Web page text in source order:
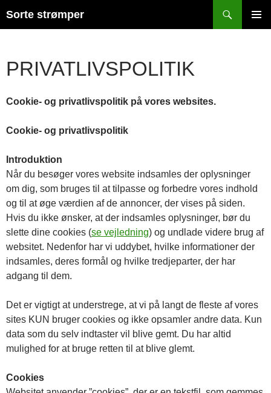
Sorte strømper
PRIVATLIVSPOLITIK
Cookie- og privatlivspolitik på vores websites.
Cookie- og privatlivspolitik
Introduktion
Når du besøger vores website indsamles der oplysninger
om dig, som bruges til at tilpasse og forbedre vores indhold
og til at øge værdien af de annoncer, der vises på siden.
Hvis du ikke ønsker, at der indsamles oplysninger, bør du
slette dine cookies (se vejledning) og undlade videre brug af
websitet. Nedenfor har vi uddybet, hvilke informationer der
indsamles, deres formål og hvilke tredjeparter, der har
adgang til dem.
Det er vigtigt at understrege, at vi på langt de fleste af vores
sites KUN bruger cookies og ikke opsamler andre data. Kun
data som du selv indtaster vil blive gemt. Du har altid
mulighed for at bruge retten til at blive glemt.
Cookies